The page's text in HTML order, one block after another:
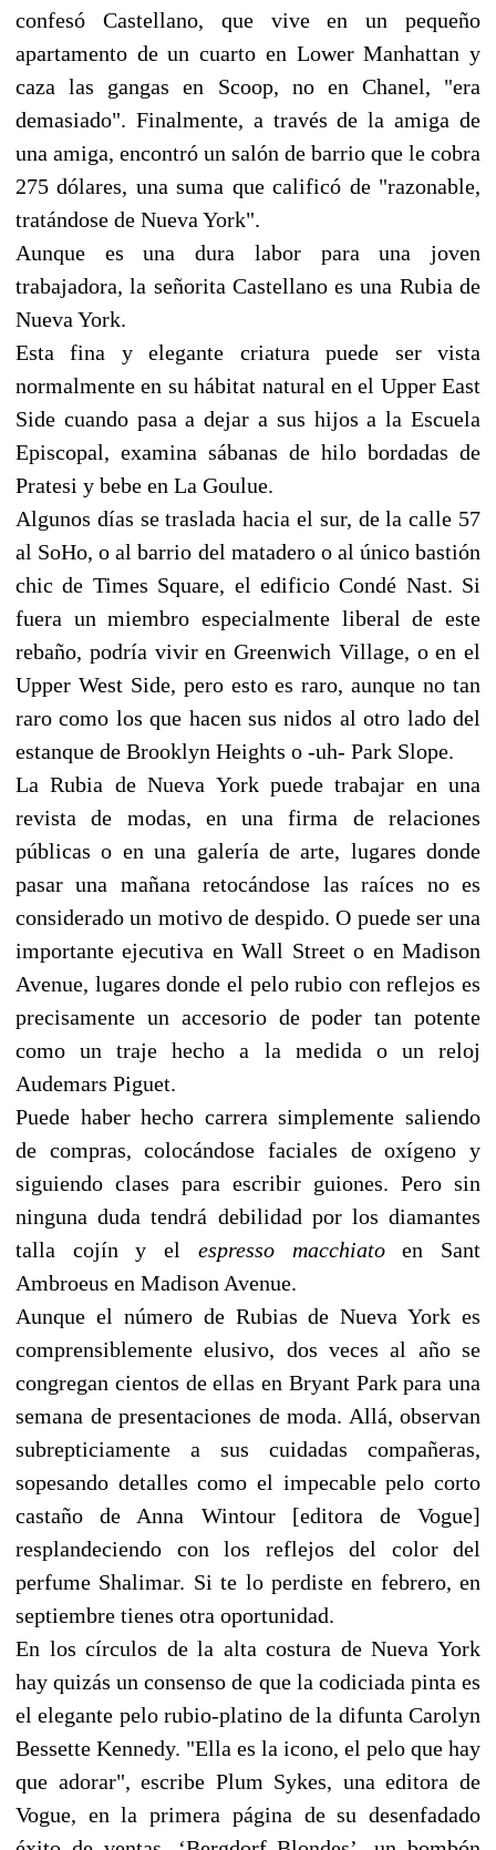
confesó Castellano, que vive en un pequeño
apartamento de un cuarto en Lower Manhattan y
caza las gangas en Scoop, no en Chanel, "era
demasiado". Finalmente, a través de la amiga de
una amiga, encontró un salón de barrio que le cobra
275 dólares, una suma que calificó de "razonable,
tratándose de Nueva York".
Aunque es una dura labor para una joven
trabajadora, la señorita Castellano es una Rubia de
Nueva York.
Esta fina y elegante criatura puede ser vista
normalmente en su hábitat natural en el Upper East
Side cuando pasa a dejar a sus hijos a la Escuela
Episcopal, examina sábanas de hilo bordadas de
Pratesi y bebe en La Goulue.
Algunos días se traslada hacia el sur, de la calle 57
al SoHo, o al barrio del matadero o al único bastión
chic de Times Square, el edificio Condé Nast. Si
fuera un miembro especialmente liberal de este
rebaño, podría vivir en Greenwich Village, o en el
Upper West Side, pero esto es raro, aunque no tan
raro como los que hacen sus nidos al otro lado del
estanque de Brooklyn Heights o -uh- Park Slope.
La Rubia de Nueva York puede trabajar en una
revista de modas, en una firma de relaciones
públicas o en una galería de arte, lugares donde
pasar una mañana retocándose las raíces no es
considerado un motivo de despido. O puede ser una
importante ejecutiva en Wall Street o en Madison
Avenue, lugares donde el pelo rubio con reflejos es
precisamente un accesorio de poder tan potente
como un traje hecho a la medida o un reloj
Audemars Piguet.
Puede haber hecho carrera simplemente saliendo
de compras, colocándose faciales de oxígeno y
siguiendo clases para escribir guiones. Pero sin
ninguna duda tendrá debilidad por los diamantes
talla cojín y el espresso macchiatoen Sant
Ambroeus en Madison Avenue.
Aunque el número de Rubias de Nueva York es
comprensiblemente elusivo, dos veces al año se
congregan cientos de ellas en Bryant Park para una
semana de presentaciones de moda. Allá, observan
subrepticiamente a sus cuidadas compañeras,
sopesando detalles como el impecable pelo corto
castaño de Anna Wintour [editora de Vogue]
resplandeciendo con los reflejos del color del
perfume Shalimar. Si te lo perdiste en febrero, en
septiembre tienes otra oportunidad.
En los círculos de la alta costura de Nueva York
hay quizás un consenso de que la codiciada pinta es
el elegante pelo rubio-platino de la difunta Carolyn
Bessette Kennedy. "Ella es la icono, el pelo que hay
que adorar", escribe Plum Sykes, una editora de
Vogue, en la primera página de su desenfadado